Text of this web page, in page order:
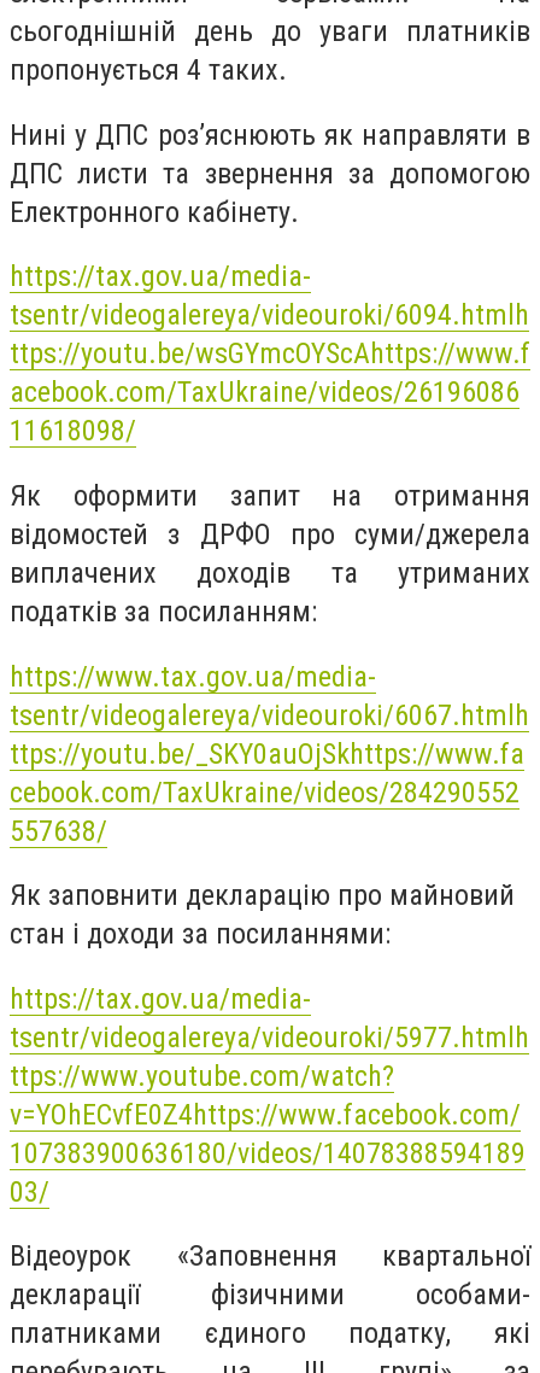
сьогоднішній день до уваги платників
пропонується 4 таких.
Нині у ДПС роз’яснюють як направляти в
ДПС листи та звернення за допомогою
Електронного кабінету.
https://tax.gov.ua/media-
tsentr/videogalereya/videouroki/6094.html h
ttps://youtu.be/wsGYmcOYScAhttps://www.f
acebook.com/TaxUkraine/videos/26196086
11618098/
Як оформити запит на отримання
відомостей з ДРФО про суми/джерела
виплачених доходів та утриманих
податків за посиланням:
https://www.tax.gov.ua/media-
tsentr/videogalereya/videouroki/6067.htmlh
ttps://youtu.be/_SKY0auOjSkhttps://www.fa
cebook.com/TaxUkraine/videos/284290552
557638/
Як заповнити декларацію про майновий
стан і доходи за посиланнями:
https://tax.gov.ua/media-
tsentr/videogalereya/videouroki/5977.htmlh
ttps://www.youtube.com/watch?
v=YOhECvfE0Z4https://www.facebook.com/
107383900636180/videos/14078388594189
03/
Відеоурок «Заповнення квартальної
декларації фізичними особами-
платниками єдиного податку, які